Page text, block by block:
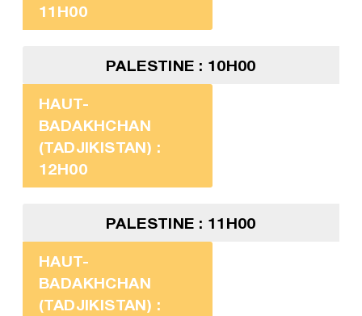
11H00
PALESTINE : 10H00
HAUT-
BADAKHCHAN
(TADJIKISTAN) :
12H00
PALESTINE : 11H00
HAUT-
BADAKHCHAN
(TADJIKISTAN) :